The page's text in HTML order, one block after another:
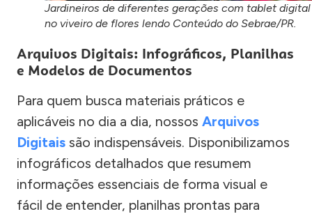
Jardineiros de diferentes gerações com tablet digital
no viveiro de flores lendo Conteúdo do Sebrae/PR.
Arquivos Digitais: Infográficos, Planilhas
e Modelos de Documentos
Para quem busca materiais práticos e
aplicáveis no dia a dia, nossos Arquivos
Digitais são indispensáveis. Disponibilizamos
infográficos detalhados que resumem
informações essenciais de forma visual e
fácil de entender, planilhas prontas para